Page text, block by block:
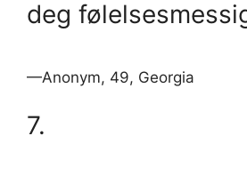
deg
—Anonym, 49, Georgia
7.